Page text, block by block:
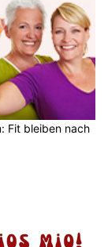
Fit bleiben nach